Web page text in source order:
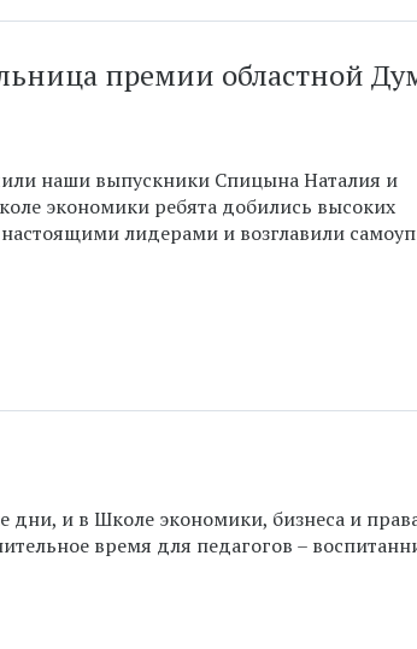
премии областной
наши выпускники Спицына Наталия и
экономики ребята добились высоких
настоящими лидерами и возглавили
дни, и в Школе экономики, бизнеса и
время для педагогов –